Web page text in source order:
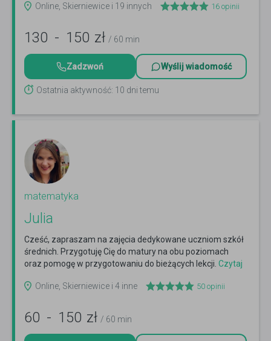
Online, Skierniewice i 19 innych 16 opinii
130 - 150 zł / 60 min
Zadzwoń Wyślij wiadomość
Ostatnia aktywność: 10 dni temu
matematyka
Julia
Cześć, zapraszam na zajęcia dedykowane uczniom szkół
średnich. Przygotuję Cię do matury na obu poziomach
oraz pomogę w przygotowaniu do bieżących lekcji. Czytaj
Online, Skierniewice i 4 inne
50 opinii
60 - 150 zł / 60 min